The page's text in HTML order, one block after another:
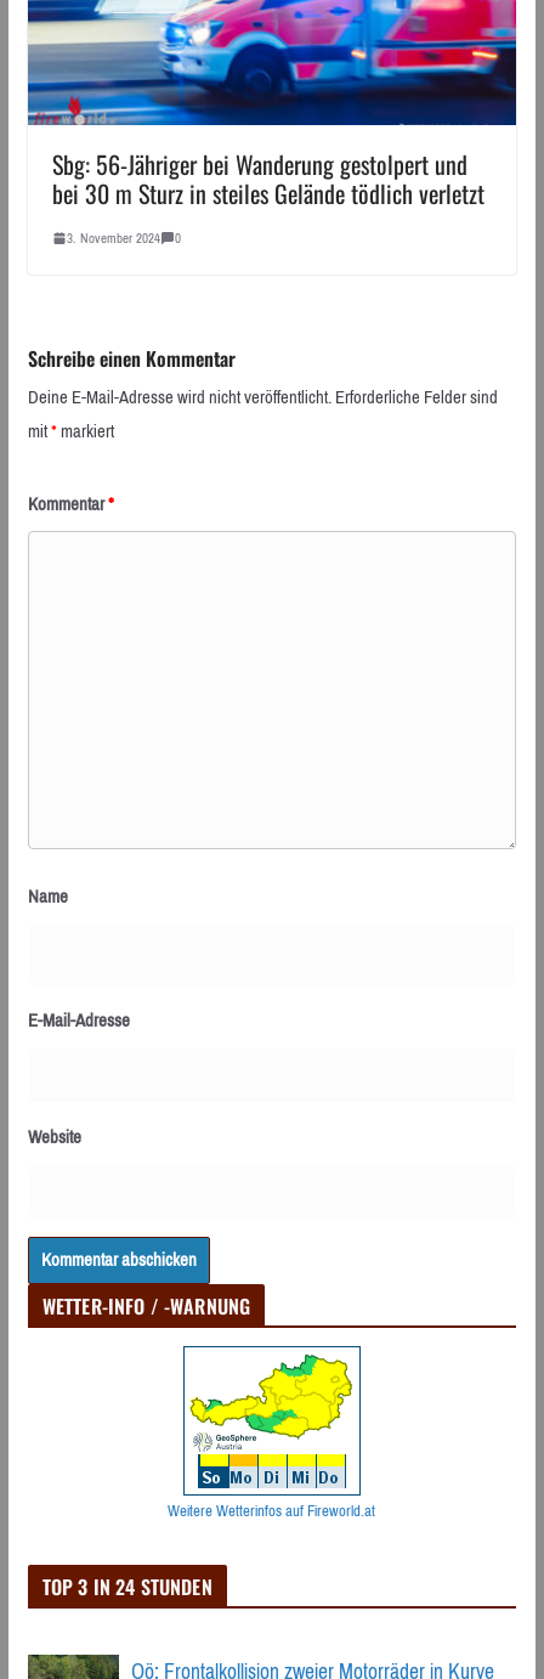
Sbg: 56-Jähriger bei Wanderung gestolpert und
bei 30 m Sturz in steiles Gelände tödlich verletzt
3. November 2024 0
Schreibe einen Kommentar
Deine E-Mail-Adresse wird nicht veröffentlicht.Erforderliche Felder sind
mit*markiert
Kommentar*
Name
E-Mail-Adresse
Website
WETTER-INFO / -WARNUNG
Weitere Wetterinfos auf Fireworld.at
TOP 3 IN 24 STUNDEN